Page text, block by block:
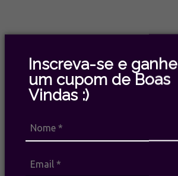
Inscreva-se e ganhe
um cupom de Boas
Vindas :)